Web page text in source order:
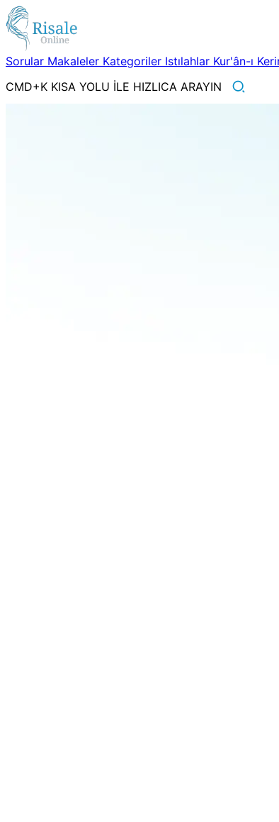
Sorular Makaleler Kategoriler Istılahlar Kur'ân-ı
CMD+K KISA YOLU İLE HIZLICA ARAYIN